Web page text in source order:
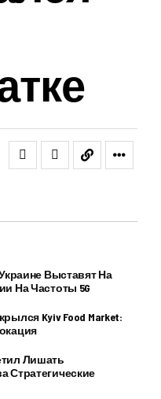
Выставят На
На Частоты 5G
Kyiv Food Market:
Лишать
Стратегические